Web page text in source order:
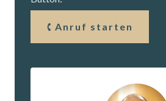
Anruf starten